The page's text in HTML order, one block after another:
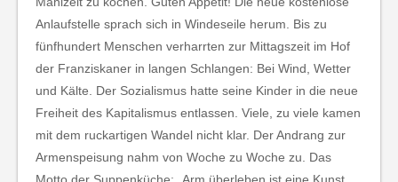
Anlaufstelle sprach sich in Windeseile herum. Bis zu
fünfhundert Menschen verharrten zur Mittagszeit im Hof
der Franziskaner in langen Schlangen: Bei Wind, Wetter
und Kälte. Der Sozialismus hatte seine Kinder in die neue
Freiheit des Kapitalismus entlassen. Viele, zu viele kamen
mit dem ruckartigen Wandel nicht klar. Der Andrang zur
Armenspeisung nahm von Woche zu Woche zu. Das